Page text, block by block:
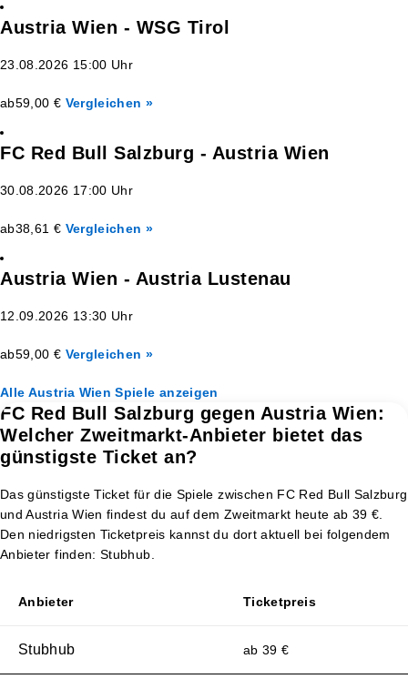
Austria Wien - WSG Tirol
23.08.2026 15:00 Uhr
ab59,00 € Vergleichen »
FC Red Bull Salzburg - Austria Wien
30.08.2026 17:00 Uhr
ab38,61 € Vergleichen »
Austria Wien - Austria Lustenau
12.09.2026 13:30 Uhr
ab59,00 € Vergleichen »
Alle Austria Wien Spiele anzeigen
FC Red Bull Salzburg gegen Austria Wien:
Welcher Zweitmarkt-Anbieter bietet das
günstigste Ticket an?
Das günstigste Ticket für die Spiele zwischen FC Red Bull Salzburg
und Austria Wien findest du auf dem Zweitmarkt heute ab 39 €.
Den niedrigsten Ticketpreis kannst du dort aktuell bei folgendem
Anbieter finden: Stubhub.
Anbieter Ticketpreis
Stubhub ab 39 €